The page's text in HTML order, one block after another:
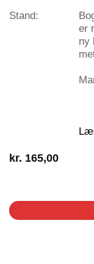
Stand:
er
ny
kr. 165,00